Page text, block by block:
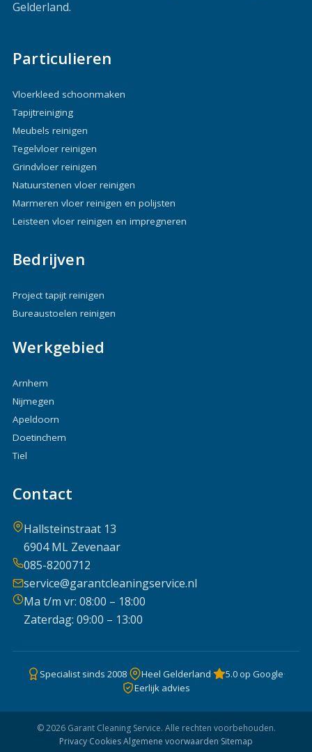
Gelderland.
Particulieren
Vloerkleed schoonmaken
Tapijtreiniging
Meubels reinigen
Tegelvloer reinigen
Grindvloer reinigen
Natuurstenen vloer reinigen
Marmeren vloer reinigen en polijsten
Leisteen vloer reinigen en impregneren
Bedrijven
Project tapijt reinigen
Bureaustoelen reinigen
Werkgebied
Arnhem
Nijmegen
Apeldoorn
Doetinchem
Tiel
Contact
Hallsteinstraat 13
6904 ML Zevenaar
085-8200712
service@garantcleaningservice.nl
Ma t/m vr: 08:00 – 18:00
Zaterdag: 09:00 – 13:00
Specialist sinds 2008· Heel Gelderland· 5.0 op Google·
Eerlijk advies
© 2026 Garant Cleaning Service. Alle rechten voorbehouden.
Privacy·Cookies·Algemene voorwaarden·Sitemap